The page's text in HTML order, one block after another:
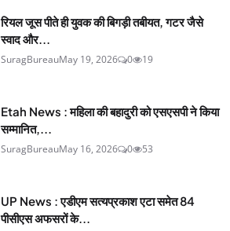
रियल जूस पीते ही युवक की बिगड़ी तबीयत, गटर जैसे
स्वाद और...
SuragBureauMay 19, 2026 0 19
Etah News : महिला की बहादुरी को एसएसपी ने किया
सम्मानित,...
SuragBureauMay 16, 2026 0 53
UP News : एडीएम सत्यप्रकाश एटा समेत 84
पीसीएस अफसरों के...